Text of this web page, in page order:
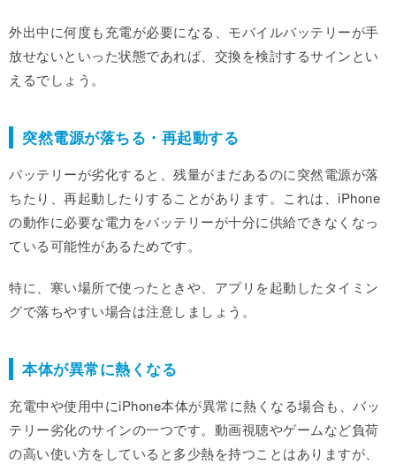
外出中に何度も充電が必要になる、モバイルバッテリーが手
放せないといった状態であれば、交換を検討するサインとい
えるでしょう。
突然電源が落ちる・再起動する
バッテリーが劣化すると、残量がまだあるのに突然電源が落
ちたり、再起動したりすることがあります。これは、iPhone
の動作に必要な電力をバッテリーが十分に供給できなくなっ
ている可能性があるためです。
特に、寒い場所で使ったときや、アプリを起動したタイミン
グで落ちやすい場合は注意しましょう。
本体が異常に熱くなる
充電中や使用中にiPhone本体が異常に熱くなる場合も、バッ
テリー劣化のサインの一つです。動画視聴やゲームなど負荷
の高い使い方をしていると多少熱を持つことはありますが、